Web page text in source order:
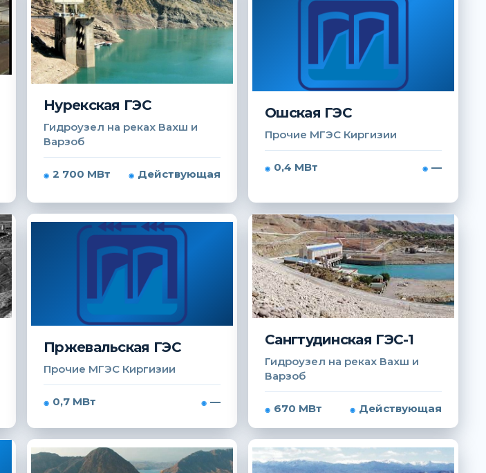
Нурекская ГЭС
Гидроузел на реках Вахш и
Варзоб
2 700 МВт Действующая
Ошская ГЭС
Прочие МГЭС Киргизии
0,4 МВт —
Пржевальская ГЭС
Прочие МГЭС Киргизии
0,7 МВт —
Сангтудинская ГЭС-1
Гидроузел на реках Вахш и
Варзоб
670 МВт Действующая